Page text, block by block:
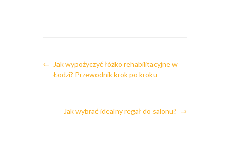
⇐
Jak wypożyczyć łóżko rehabilitacyjne w
Łodzi? Przewodnik krok po kroku
Jak wybrać idealny regał do salonu? ⇒